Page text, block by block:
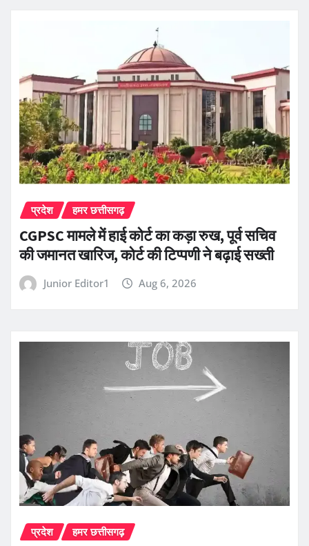
प्रदेश हमर छत्तीसगढ़
CGPSC मामले में हाई कोर्ट का कड़ा रुख, पूर्व सचिव
की जमानत खारिज, कोर्ट की टिप्पणी ने बढ़ाई सख्ती
Junior Editor1 Aug 6, 2026
प्रदेश हमर छत्तीसगढ़